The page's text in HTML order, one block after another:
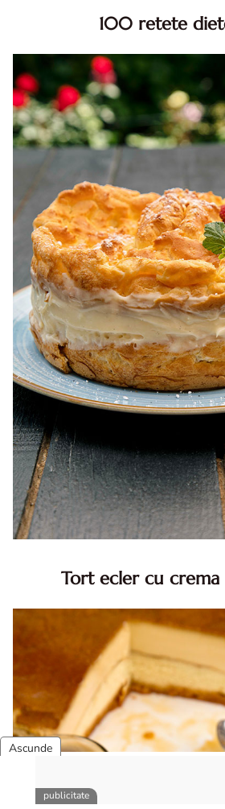
100 retete
dietetice. Idei retete dietetice.
pentru dieta.
Tort ecler cu crema
Reteta tort ecler. Tort ecler cu
Karpatka